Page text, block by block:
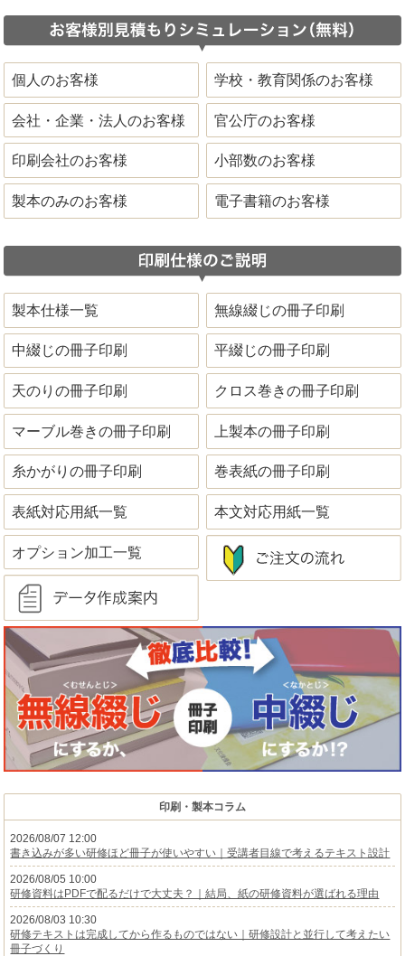
個人のお客様 学校・教育関係のお客様
会社・企業・法人のお客様 官公庁のお客様
印刷会社のお客様 小部数のお客様
製本のみのお客様 電子書籍のお客様
製本仕様一覧 無線綴じの冊子印刷
中綴じの冊子印刷 平綴じの冊子印刷
天のりの冊子印刷 クロス巻きの冊子印刷
マーブル巻きの冊子印刷 上製本の冊子印刷
糸かがりの冊子印刷 巻表紙の冊子印刷
表紙対応用紙一覧 本文対応用紙一覧
オプション加工一覧
印刷・製本コラム
2026/08/07 12:00
書き込みが多い研修ほど冊子が使いやすい｜受講者目線で考えるテキスト設計
2026/08/05 10:00
研修資料はPDFで配るだけで大丈夫？｜結局、紙の研修資料が選ばれる理由
2026/08/03 10:30
研修テキストは完成してから作るものではない｜研修設計と並行して考えたい
冊子づくり